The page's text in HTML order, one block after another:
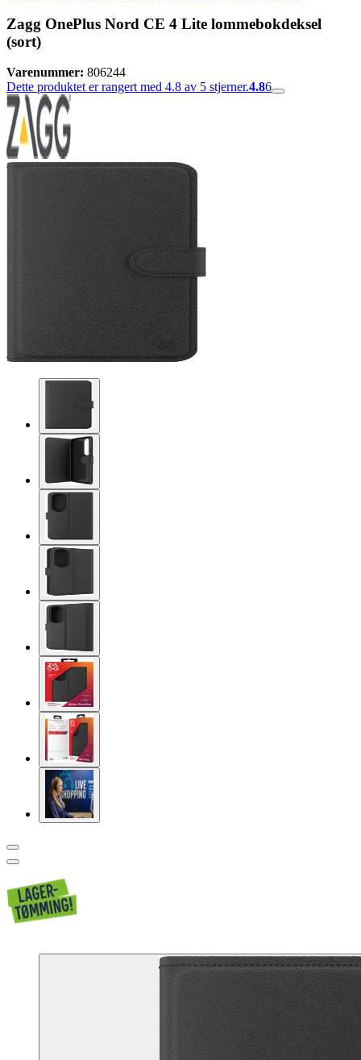
Zagg OnePlus Nord CE 4 Lite lommebokdeksel
(sort)
Varenummer: 806244
Dette produktet er rangert med 4.8 av 5 stjerner.4.86